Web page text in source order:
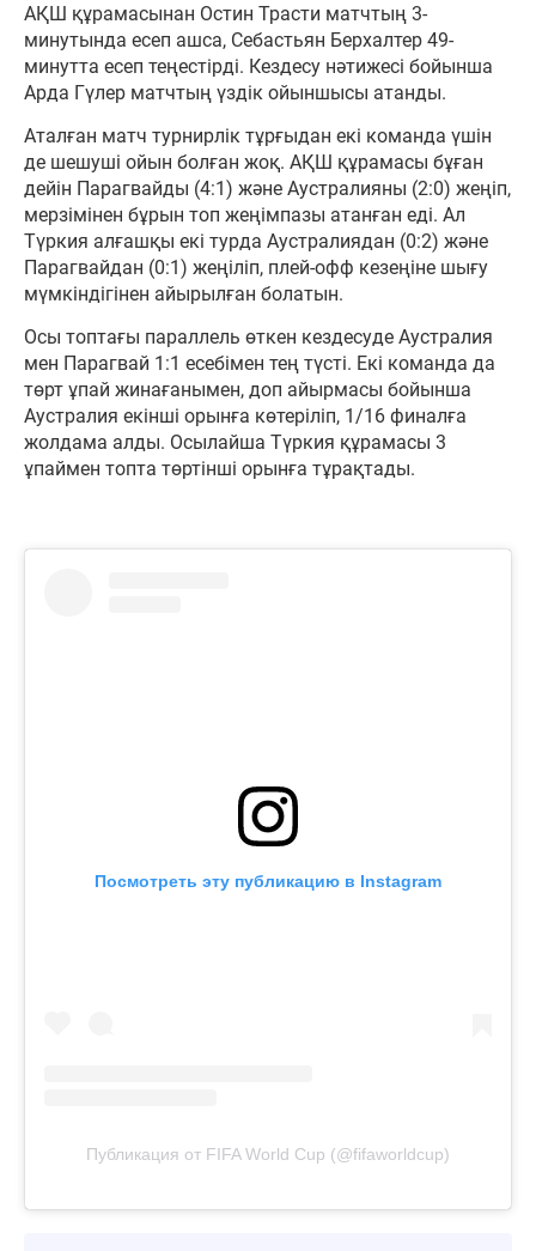
АҚШ құрамасынан Остин Трасти матчтың 3-
минутында есеп ашса, Себастьян Берхалтер 49-
минутта есеп теңестірді. Кездесу нәтижесі бойынша
Арда Гүлер матчтың үздік ойыншысы атанды.
Аталған матч турнирлік тұрғыдан екі команда үшін
де шешуші ойын болған жоқ. АҚШ құрамасы бұған
дейін Парагвайды (4:1) және Аустралияны (2:0) жеңіп,
мерзімінен бұрын топ жеңімпазы атанған еді. Ал
Түркия алғашқы екі турда Аустралиядан (0:2) және
Парагвайдан (0:1) жеңіліп, плей-офф кезеңіне шығу
мүмкіндігінен айырылған болатын.
Осы топтағы параллель өткен кездесуде Аустралия
мен Парагвай 1:1 есебімен тең түсті. Екі команда да
төрт ұпай жинағанымен, доп айырмасы бойынша
Аустралия екінші орынға көтеріліп, 1/16 финалға
жолдама алды. Осылайша Түркия құрамасы 3
ұпаймен топта төртінші орынға тұрақтады.
Посмотреть эту публикацию в Instagram
Публикация от FIFA World Cup (@fifaworldcup)